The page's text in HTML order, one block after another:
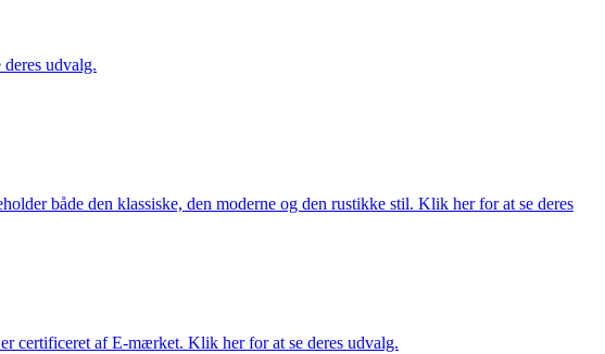
udvalg.
både den klassiske, den moderne og den rustikke stil. Klik her for at se deres
certificeret af E-mærket. Klik her for at se deres udvalg.